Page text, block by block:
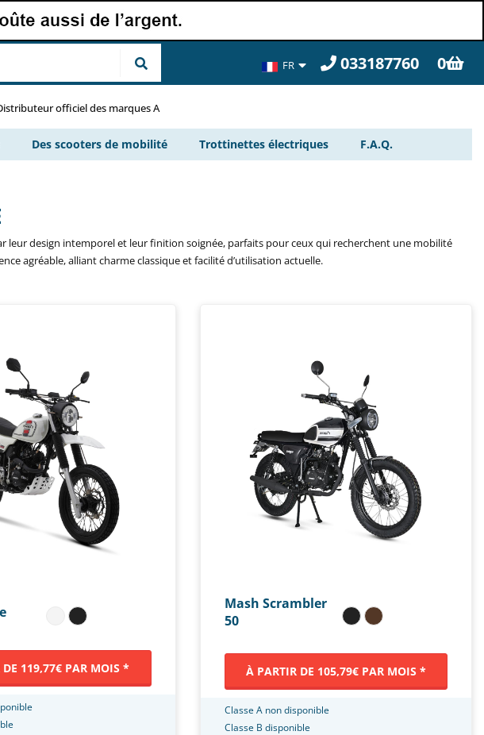
FR 033187760 0
officiel des marques A
Des scooters de mobilité Trottinettes électriques F.A.Q.
leur design intemporel et leur finition soignée, parfaits pour ceux qui recherchent une mobilité
agréable, alliant charme classique et facilité d’utilisation actuelle.
DE 119,77€ PAR MOIS *
Mash Scrambler
50
À PARTIR DE 105,79€ PAR MOIS *
Classe A non disponible
Classe B disponible